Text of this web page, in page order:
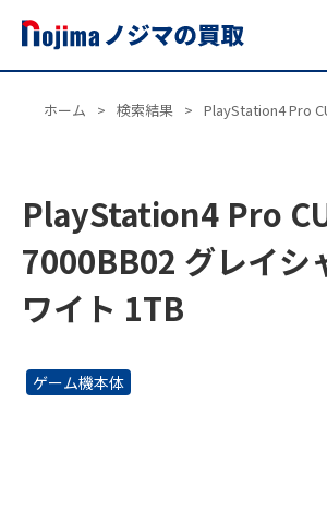
ホーム > 検索結果 > PlayStation4 Pro
PlayStation4 Pro
7000BB02 グレイシ
ワイト 1TB
ゲーム機本体